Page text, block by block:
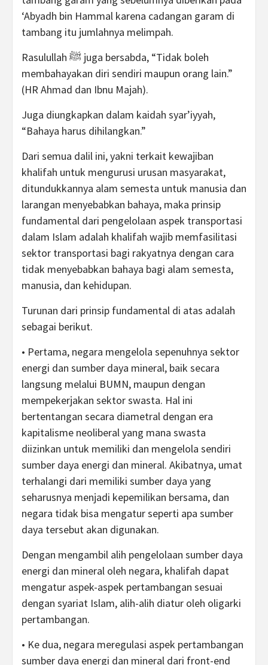
‘Abyadh bin Hammal karena cadangan garam di
tambang itu jumlahnya melimpah.
Rasulullah ﷺ juga bersabda, “Tidak boleh
membahayakan diri sendiri maupun orang lain.”
(HR Ahmad dan Ibnu Majah).
Juga diungkapkan dalam kaidah syar’iyyah,
“Bahaya harus dihilangkan.”
Dari semua dalil ini, yakni terkait kewajiban
khalifah untuk mengurusi urusan masyarakat,
ditundukkannya alam semesta untuk manusia dan
larangan menyebabkan bahaya, maka prinsip
fundamental dari pengelolaan aspek transportasi
dalam Islam adalah khalifah wajib memfasilitasi
sektor transportasi bagi rakyatnya dengan cara
tidak menyebabkan bahaya bagi alam semesta,
manusia, dan kehidupan.
Turunan dari prinsip fundamental di atas adalah
sebagai berikut.
• Pertama, negara mengelola sepenuhnya sektor
energi dan sumber daya mineral, baik secara
langsung melalui BUMN, maupun dengan
mempekerjakan sektor swasta. Hal ini
bertentangan secara diametral dengan era
kapitalisme neoliberal yang mana swasta
diizinkan untuk memiliki dan mengelola sendiri
sumber daya energi dan mineral. Akibatnya, umat
terhalangi dari memiliki sumber daya yang
seharusnya menjadi kepemilikan bersama, dan
negara tidak bisa mengatur seperti apa sumber
daya tersebut akan digunakan.
Dengan mengambil alih pengelolaan sumber daya
energi dan mineral oleh negara, khalifah dapat
mengatur aspek-aspek pertambangan sesuai
dengan syariat Islam, alih-alih diatur oleh oligarki
pertambangan.
• Ke dua, negara meregulasi aspek pertambangan
sumber daya energi dan mineral dari front-end